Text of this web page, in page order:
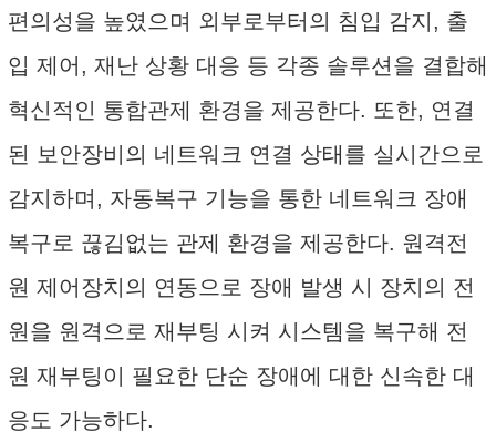
편의성을 높였으며 외부로부터의 침입 감지, 출
입 제어, 재난 상황 대응 등 각종 솔루션을 결합해
혁신적인 통합관제 환경을 제공한다. 또한, 연결
된 보안장비의 네트워크 연결 상태를 실시간으로
감지하며, 자동복구 기능을 통한 네트워크 장애
복구로 끊김없는 관제 환경을 제공한다. 원격전
원 제어장치의 연동으로 장애 발생 시 장치의 전
원을 원격으로 재부팅 시켜 시스템을 복구해 전
원 재부팅이 필요한 단순 장애에 대한 신속한 대
응도 가능하다.